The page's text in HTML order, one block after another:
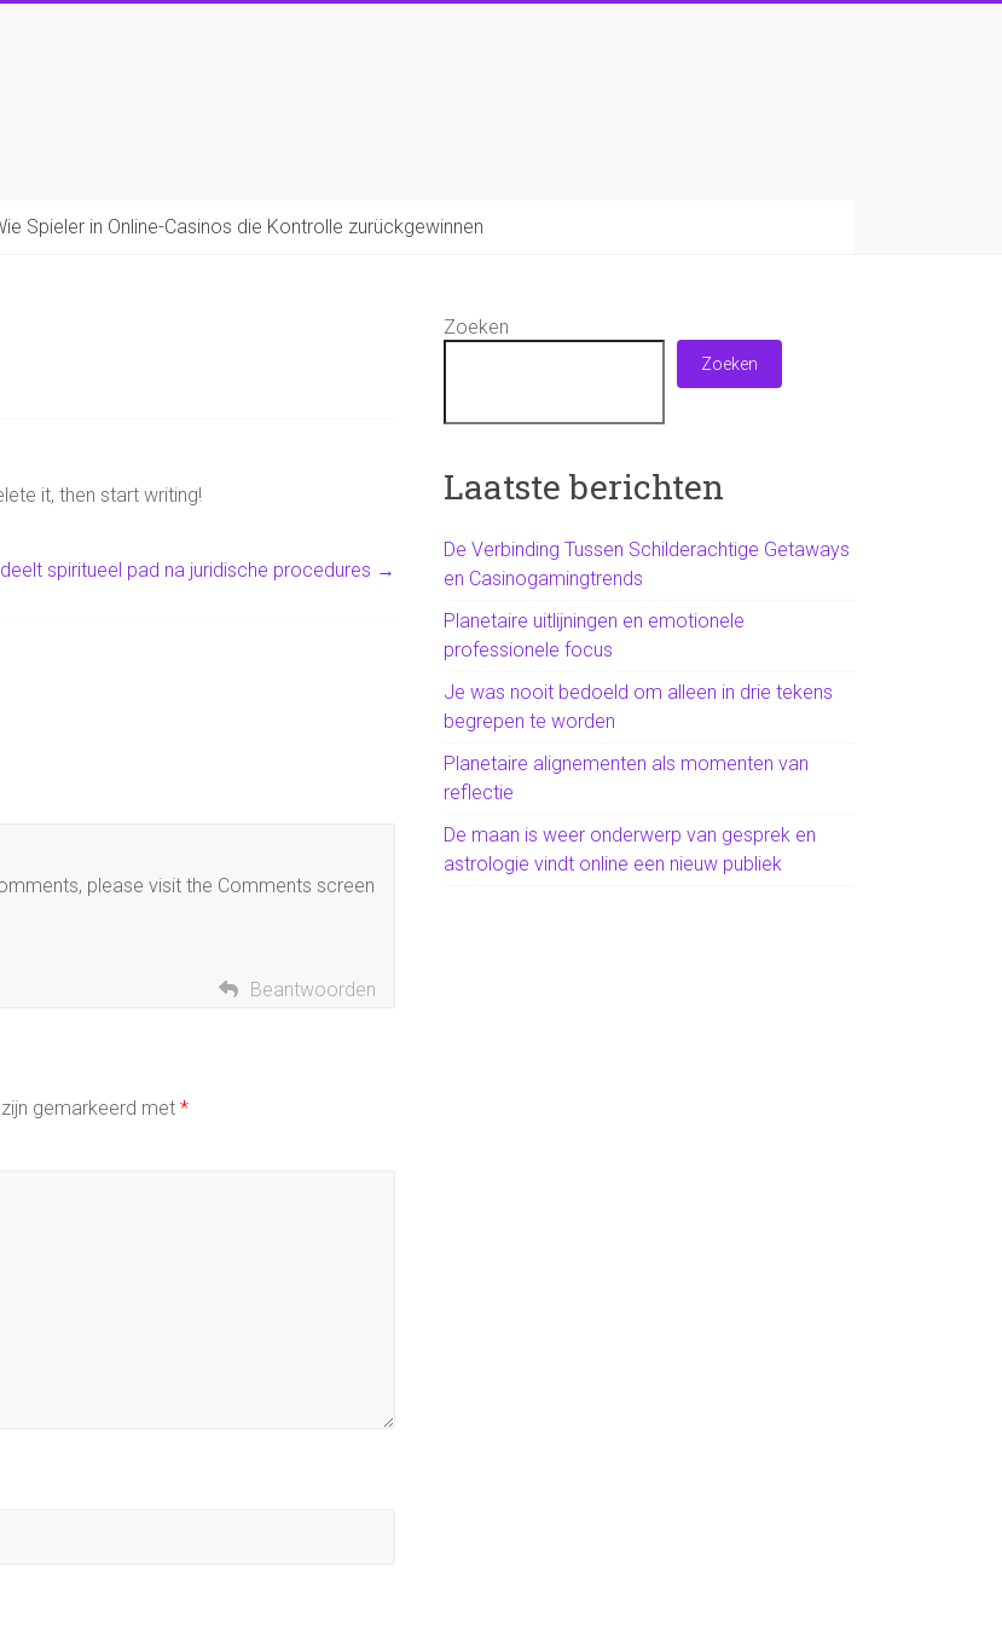
Spieler in Online-Casinos die Kontrolle zurückgewinnen
it, then start writing!
spiritueel pad na juridische procedures →
please visit the Comments screen
Beantwoorden
gemarkeerd met *
Zoeken
Zoeken
Laatste berichten
De Verbinding Tussen Schilderachtige Getaways
en Casinogamingtrends
Planetaire uitlijningen en emotionele
professionele focus
Je was nooit bedoeld om alleen in drie tekens
begrepen te worden
Planetaire alignementen als momenten van
reflectie
De maan is weer onderwerp van gesprek en
astrologie vindt online een nieuw publiek